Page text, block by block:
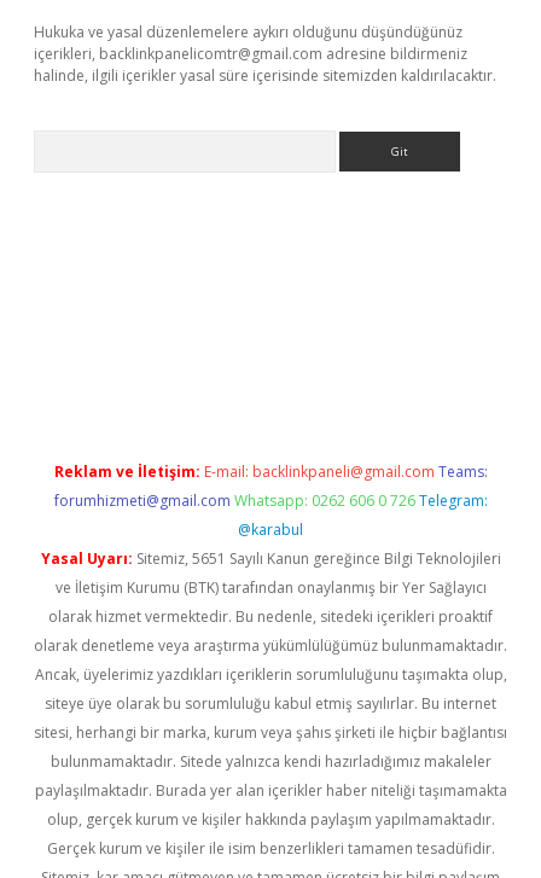
Hukuka ve yasal düzenlemelere aykırı olduğunu düşündüğünüz
içerikleri, backlinkpanelicomtr@gmail.com adresine bildirmeniz
halinde, ilgili içerikler yasal süre içerisinde sitemizden kaldırılacaktır.
Reklam ve İletişim: E-mail: backlinkpaneli@gmail.com Teams:
forumhizmeti@gmail.com Whatsapp: 0262 606 0 726 Telegram:
@karabul
Yasal Uyarı: Sitemiz, 5651 Sayılı Kanun gereğince Bilgi Teknolojileri
ve İletişim Kurumu (BTK) tarafından onaylanmış bir Yer Sağlayıcı
olarak hizmet vermektedir. Bu nedenle, sitedeki içerikleri proaktif
olarak denetleme veya araştırma yükümlülüğümüz bulunmamaktadır.
Ancak, üyelerimiz yazdıkları içeriklerin sorumluluğunu taşımakta olup,
siteye üye olarak bu sorumluluğu kabul etmiş sayılırlar. Bu internet
sitesi, herhangi bir marka, kurum veya şahıs şirketi ile hiçbir bağlantısı
bulunmamaktadır. Sitede yalnızca kendi hazırladığımız makaleler
paylaşılmaktadır. Burada yer alan içerikler haber niteliği taşımamakta
olup, gerçek kurum ve kişiler hakkında paylaşım yapılmamaktadır.
Gerçek kurum ve kişiler ile isim benzerlikleri tamamen tesadüfidir.